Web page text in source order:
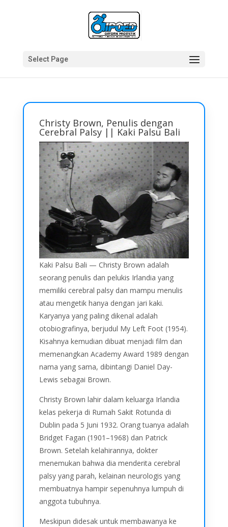
Select Page
Christy Brown, Penulis dengan
Cerebral Palsy || Kaki Palsu Bali
Kaki Palsu Bali — Christy Brown adalah
seorang penulis dan pelukis Irlandia yang
memiliki cerebral palsy dan mampu menulis
atau mengetik hanya dengan jari kaki.
Karyanya yang paling dikenal adalah
otobiografinya, berjudul My Left Foot (1954).
Kisahnya kemudian dibuat menjadi film dan
memenangkan Academy Award 1989 dengan
nama yang sama, dibintangi Daniel Day-
Lewis sebagai Brown.
Christy Brown lahir dalam keluarga Irlandia
kelas pekerja di Rumah Sakit Rotunda di
Dublin pada 5 Juni 1932. Orang tuanya adalah
Bridget Fagan (1901–1968) dan Patrick
Brown. Setelah kelahirannya, dokter
menemukan bahwa dia menderita cerebral
palsy yang parah, kelainan neurologis yang
membuatnya hampir sepenuhnya lumpuh di
anggota tubuhnya.
Meskipun didesak untuk membawanya ke